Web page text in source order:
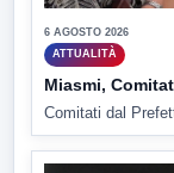
6 AGOSTO 2026
ATTUALITÀ
Miasmi,
Comitati dal